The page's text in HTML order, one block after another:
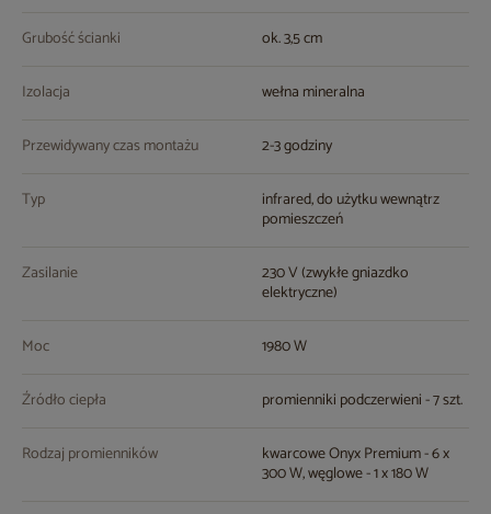
Grubość ścianki ok. 3,5 cm
Izolacja wełna mineralna
Przewidywany czas montażu 2-3 godziny
Typ infrared, do użytku wewnątrz
pomieszczeń
Zasilanie 230 V (zwykłe gniazdko
elektryczne)
Moc 1980 W
Źródło ciepła promienniki podczerwieni - 7 szt.
Rodzaj promienników kwarcowe Onyx Premium - 6 x
300 W, węglowe - 1 x 180 W